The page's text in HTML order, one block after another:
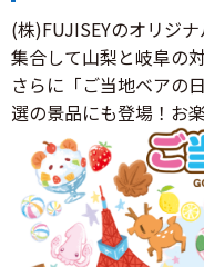
(株)FUJISEYのオリジ
集合して山梨と岐阜の
さらに「ご当地ベアの
選の景品にも登場！お